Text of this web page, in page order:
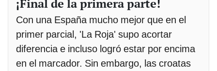
¡Final de la primera parte!
Con una España mucho mejor que en el
primer parcial, 'La Roja' supo acortar
diferencia e incluso logró estar por encima
en el marcador. Sin embargo, las croatas